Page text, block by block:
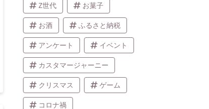
Z世代 お菓子
お酒 ふるさと納税
アンケート イベント
カスタマージャーニー
クリスマス ゲーム
コロナ禍